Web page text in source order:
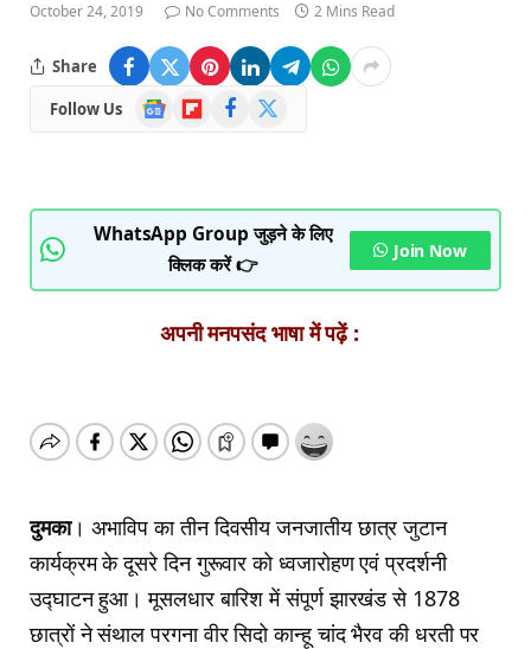
October 24, 2019 No Comments 2 Mins Read
Share
Follow Us
Google
News
FlipboardFacebook
WhatsApp Group जुड़ने के लिए
क्लिक करें 👉
Join Now
अपनी मनपसंद भाषा में पढ़ें :
दुमका। अभाविप का तीन दिवसीय जनजातीय छात्र जुटान
कार्यक्रम के दूसरे दिन गुरूवार को ध्वजारोहण एवं प्रदर्शनी
उद्घाटन हुआ। मूसलधार बारिश में संपूर्ण झारखंड से 1878
छात्रों ने संथाल परगना वीर सिदो कान्हू चांद भैरव की धरती पर